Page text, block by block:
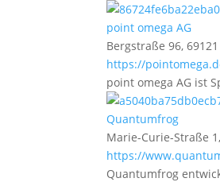
point omega AG
Bergstraße 96,
https://
point omega AG ist
Quantumfrog
Marie-Curie-Straße
https://
Quantumfrog